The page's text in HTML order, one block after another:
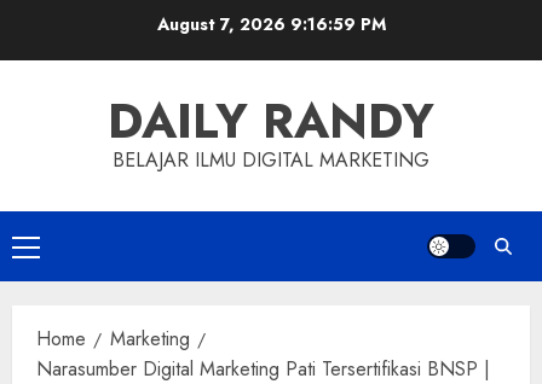
August 7, 2026 9:17:00 PM
DAILY RANDY
BELAJAR ILMU DIGITAL MARKETING
Primary
Menu
Home
Marketing
Narasumber Digital Marketing Pati Tersertifikasi BNSP |